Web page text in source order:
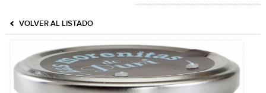
VOLVER AL LISTADO